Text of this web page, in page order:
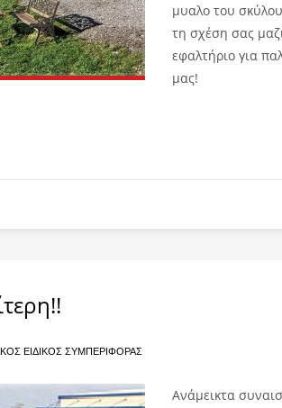
μυαλο του
τη σχέση σας
εφαλτήριο για
μας!
ΕΙΔΙΚΌΣ ΣΥΜΠΕΡΙΦΟΡΆΣ
Ανάμεικτα